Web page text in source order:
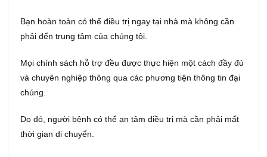
Bạn hoàn toàn có thể điều trị ngay tại nhà mà không cần
phải đến trung tâm của chúng tôi.
Mọi chính sách hỗ trợ đều được thực hiện một cách đầy đủ
và chuyên nghiệp thông qua các phương tiện thông tin đại
chúng.
Do đó, người bệnh có thể an tâm điều trị mà cần phải mất
thời gian di chuyển.